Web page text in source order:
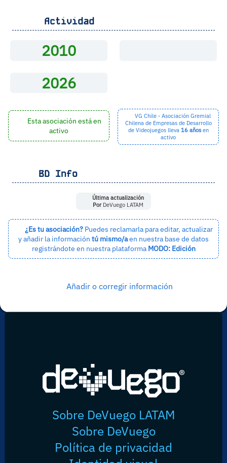
Actividad
2010
2026
Esta asociación está en
activo
VG Chile - Asociación Gremial
Chilena de Empresas de Desarrollo
de Videojuegos lleva 16 añosen
activo
BD Info
Última actualización
PorDeVuego LATAM
¿Es tu asociación? Puedes reclamarla para editar, actualizar
y añadir la información tú mismo/aen nuestra base de datos
registrándote en nuestra plataforma MODO: Edición
Añadir o corregir información
Sobre DeVuego LATAM
Sobre DeVuego
Política de privacidad